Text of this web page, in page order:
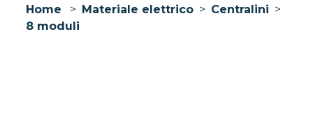
Home > Materiale elettrico > Centralini >
8 moduli